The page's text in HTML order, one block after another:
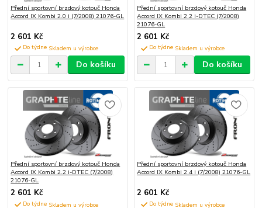
Přední sportovní brzdový kotouč Honda
Accord IX Kombi 2.0 i (7/2008) 21076-GL
2 601 Kč
Do týdne
Do košíku
Přední sportovní brzdový kotouč Honda
Accord IX Kombi 2.2 i-DTEC (7/2008)
21076-GL
2 601 Kč
Do týdne
Do košíku
Přední sportovní brzdový kotouč Honda
Accord IX Kombi 2.2 i-DTEC (7/2008)
21076-GL
2 601 Kč
Do týdne
Přední sportovní brzdový kotouč Honda
Accord IX Kombi 2.4 i (7/2008) 21076-GL
2 601 Kč
Do týdne